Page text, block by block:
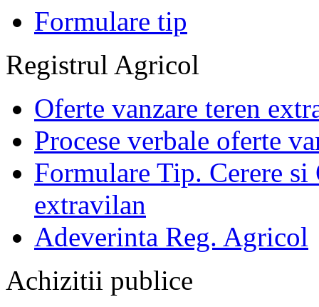
Formulare tip
Registrul Agricol
Oferte vanzare teren
Procese verbale oferte
Formulare Tip. Cerere si
extravilan
Adeverinta Reg. Agricol
Achizitii publice